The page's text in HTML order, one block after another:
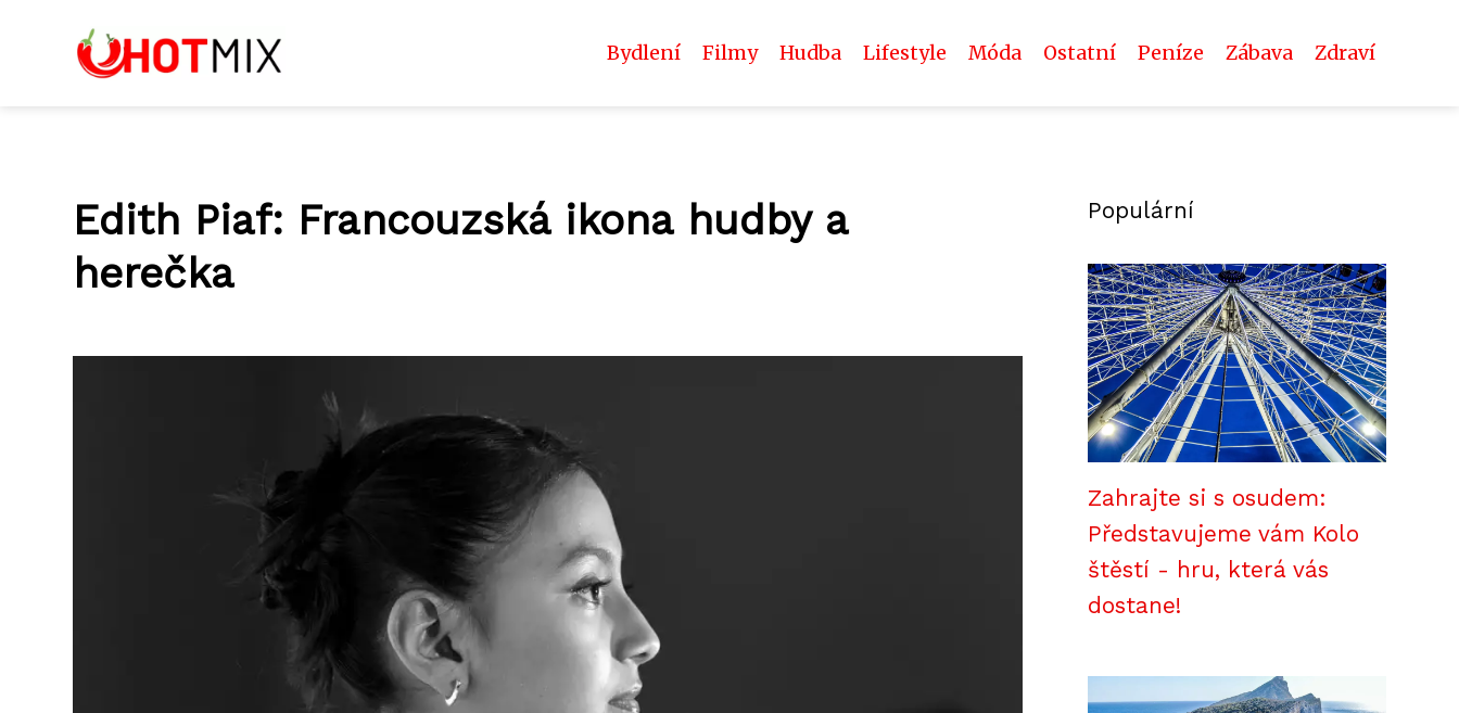
Bydlení Filmy Hudba Lifestyle Móda Ostatní Peníze Zábava Zdraví
Edith Piaf: Francouzská ikona hudby a
herečka
Populární
Zahrajte si s osudem:
Představujeme vám Kolo
štěstí - hru, která vás
dostane!